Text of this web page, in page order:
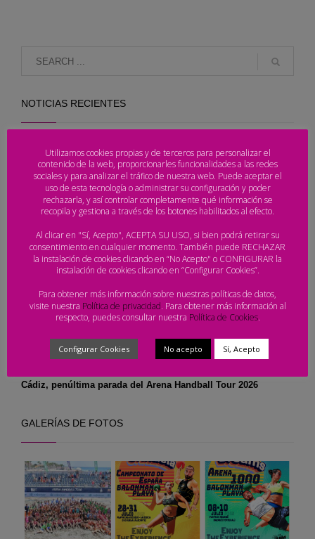
NOTICIAS RECIENTES
2026
Laredo corona a los campeones de España y pone
el broche de oro al Arena Handball Tour 2026
El Campeonato de España de Balonmano Playa entra en su
Arranca el Campeonato de España Laredo 2026,
Cádiz, penúltima parada del Arena Handball Tour 2026
GALERÍAS DE FOTOS
Utilizamos cookies propias y de terceros para personalizar el
contenido de la web, proporcionarles funcionalidades a las redes
sociales y para analizar el tráfico de nuestra web. Puede aceptar el
uso de esta tecnología o administrar su configuración y poder
rechazarla, y así controlar completamente qué información se
recopila y gestiona a través de los botones habilitados al efecto.
Al clicar en "Sí, Acepto", ACEPTA SU USO, si bien podrá retirar su
consentimiento en cualquier momento. También puede RECHAZAR
la instalación de cookies clicando en “No Acepto" o CONFIGURAR la
instalación de cookies clicando en “Configurar Cookies”.
Para obtener más información sobre nuestras políticas de datos,
visite nuestra Política de privacidad. Para obtener más información al
respecto, puedes consultar nuestra Política de Cookies.
Configurar Cookies No acepto Sí, Acepto